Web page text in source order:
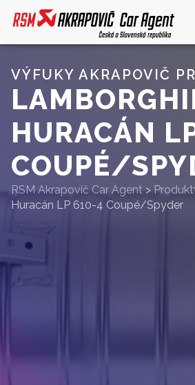
VÝFUKY AKRAPOVIČ
HURACÁN
COUPÉ/
RSM Akrapovič Car Agent >
Huracán LP 610-4 Coupé/Spyder